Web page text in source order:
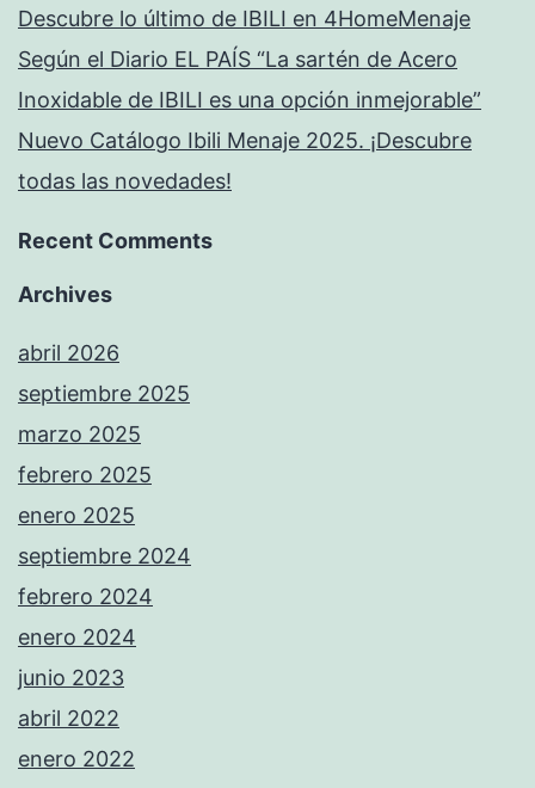
Descubre lo último de IBILI en 4HomeMenaje
Según el Diario EL PAÍS “La sartén de Acero
Inoxidable de IBILI es una opción inmejorable”
Nuevo Catálogo Ibili Menaje 2025. ¡Descubre
todas las novedades!
Recent Comments
Archives
abril 2026
septiembre 2025
marzo 2025
febrero 2025
enero 2025
septiembre 2024
febrero 2024
enero 2024
junio 2023
abril 2022
enero 2022